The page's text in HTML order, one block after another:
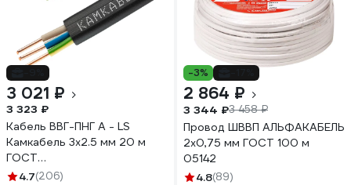
3 021 ₽
3 323 ₽
Кабель ВВГ-ПНГ А - LS
Камкабель 3x2.5 мм 20 м
ГОСТ
1157К30HG00070А0020М
4.7(206)
-3%
2 864 ₽
3 344 ₽3 458 ₽
Провод ШВВП АЛЬФАКАБЕЛЬ
2х0,75 мм ГОСТ 100 м
05142
4.8(89)